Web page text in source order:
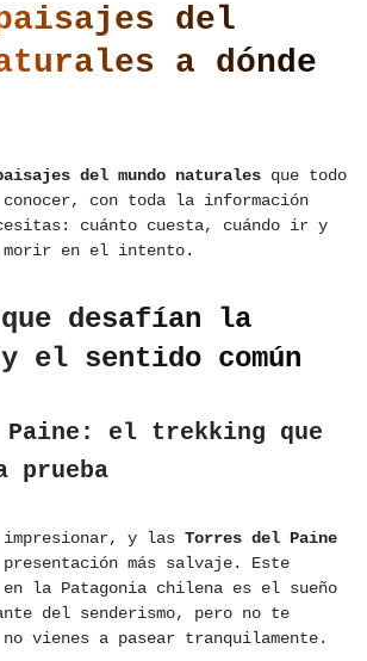
del
a dónde
del mundo naturales que todo
con toda la información
cuánto cuesta, cuándo ir y
morir en el intento.
que desafían la
el sentido común
el trekking que
prueba
impresionar, y las Torres del Paine
más salvaje. Este
en la Patagonia chilena es el sueño
del senderismo, pero no te
vienes a pasear tranquilamente.